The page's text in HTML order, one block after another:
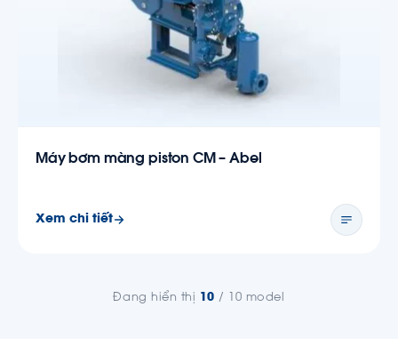
Máy bơm màng piston CM – Abel
Xem chi tiết
Đang hiển thị 10 / 10 model